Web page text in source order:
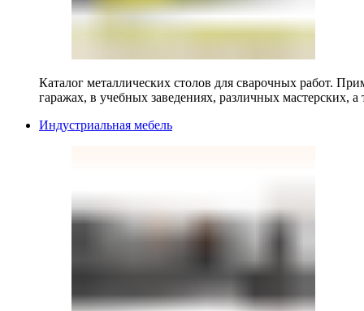
Каталог металлических столов для сварочных работ.
гаражах, в учебных заведениях, различных мастерских, а
Индустриальная мебель